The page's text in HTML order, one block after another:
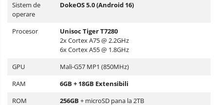
Sistem de
operare
DokeOS 5.0 (Android 16)
Procesor
Unisoc Tiger T7280
2x Cortex A75 @ 2.2GHz
6x Cortex A55 @ 1.8GHz
GPU
Mali-G57 MP1 (850MHz)
RAM
6GB + 18GB Extensibili
ROM
256GB + microSD pana la 2TB